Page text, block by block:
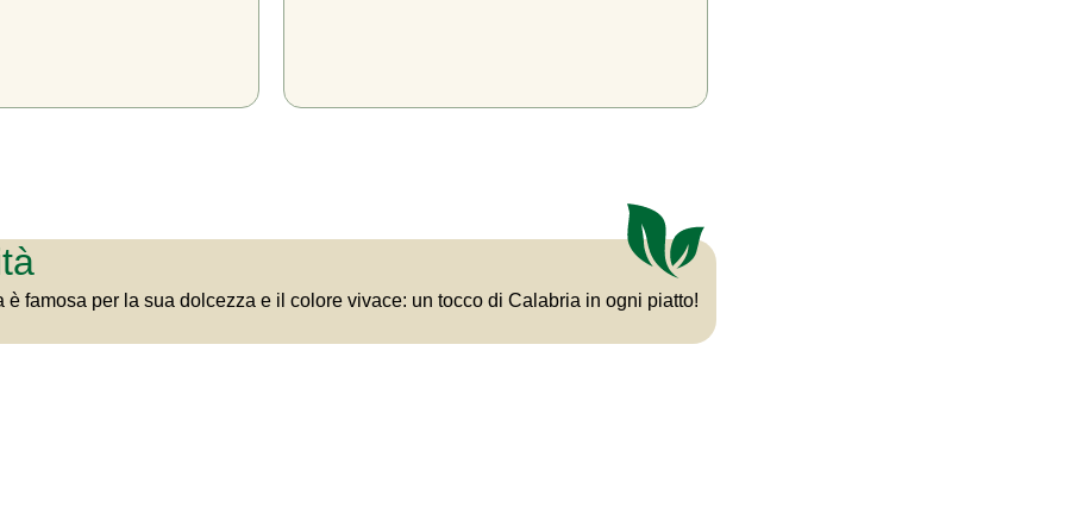
è famosa per la sua dolcezza e il colore vivace: un tocco di Calabria in ogni piatto!